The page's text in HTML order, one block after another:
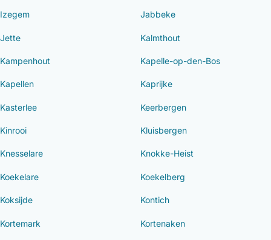
Izegem Jabbeke
Jette Kalmthout
Kampenhout Kapelle-op-den-Bos
Kapellen Kaprijke
Kasterlee Keerbergen
Kinrooi Kluisbergen
Knesselare Knokke-Heist
Koekelare Koekelberg
Koksijde Kontich
Kortemark Kortenaken